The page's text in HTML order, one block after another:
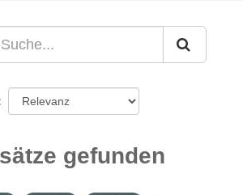
gefunden